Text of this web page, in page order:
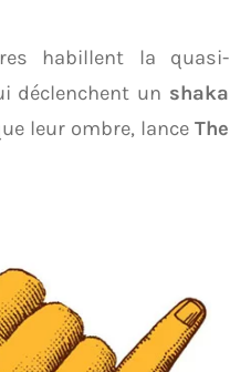
habillent la quasi-
déclenchent un shaka
leur ombre, lance The